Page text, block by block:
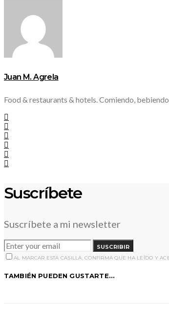
Juan M. Agrela
Food & restaurants & hotels. Comiendo,
Suscríbete
Suscríbete a mi newsletter
SUSCRIBIR
AL MARCAR ESTA CASILLA, CONFIRMA QUE HA LEÍDO Y
TAMBIÉN PUEDEN GUSTARTE...